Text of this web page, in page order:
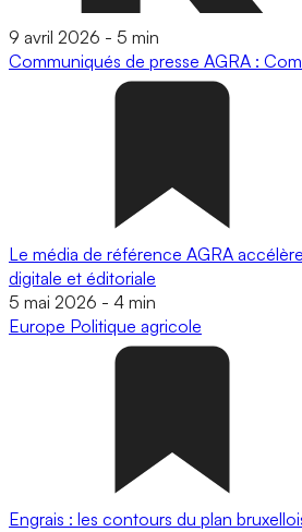
9 avril 2026 - 5 min
Communiqués de presse AGRA :
Le média de référence AGRA
digitale et éditoriale
5 mai 2026 - 4 min
Europe Politique agricole
Engrais : les contours du plan